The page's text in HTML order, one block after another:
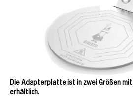
Die Adapterplatte ist in zwei Größen
erhältlich.